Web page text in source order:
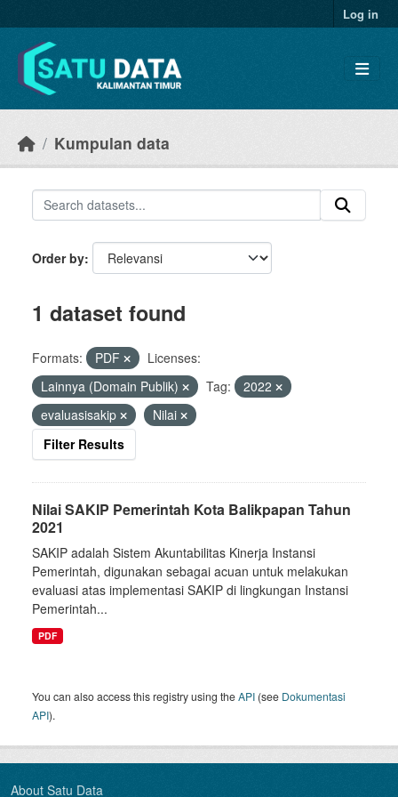
Log in
Kumpulan data
Order by
1 dataset found
Formats: PDF
Licenses:
Lainnya (Domain Publik)
Tag:
2022
evaluasisakip
Nilai
Filter Results
Nilai SAKIP Pemerintah Kota Balikpapan Tahun
2021
SAKIP adalah Sistem Akuntabilitas Kinerja Instansi
Pemerintah, digunakan sebagai acuan untuk melakukan
evaluasi atas implementasi SAKIP di lingkungan Instansi
Pemerintah...
PDF
You can also access this registry using theAPI (see Dokumentasi
API).
About Satu Data